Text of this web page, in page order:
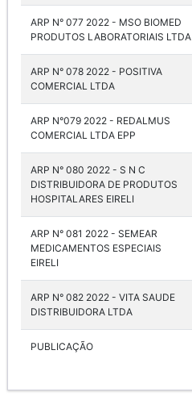
ARP N° 077 2022 - MSO BIOMED
PRODUTOS LABORATORIAIS LTDA
ARP N° 078 2022 - POSITIVA
COMERCIAL LTDA
ARP N°079 2022 - REDALMUS
COMERCIAL LTDA EPP
ARP N° 080 2022 - S N C
DISTRIBUIDORA DE PRODUTOS
HOSPITALARES EIRELI
ARP N° 081 2022 - SEMEAR
MEDICAMENTOS ESPECIAIS
EIRELI
ARP N° 082 2022 - VITA SAUDE
DISTRIBUIDORA LTDA
PUBLICAÇÃO